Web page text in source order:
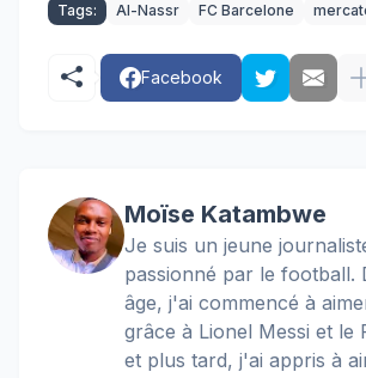
Tags: Al-Nassr FC Barcelone
Facebook
Moïse Katambwe
Je suis un jeune
passionné par le football.
âge, j'ai commencé à
grâce à Lionel Messi et le
et plus tard, j'ai appris à